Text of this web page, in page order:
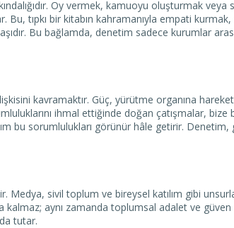
Oy vermek, kamuoyu oluşturmak veya
tıpkı bir kitabın kahramanıyla empati
Bu bağlamda, denetim sadece kurumlar
kavramaktır. Güç, yürütme organına hareket
ihmal ettiğinde doğan çatışmalar, bize
bu sorumlulukları görünür hâle getirir. Denetim,
Medya, sivil toplum ve bireysel katılım gibi
aynı zamanda toplumsal adalet ve güven
tutar.